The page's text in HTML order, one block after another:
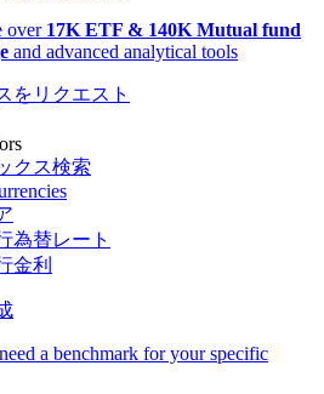
over 17K ETF & 140K Mutual fund
and advanced analytical tools
をリクエスト
クス検索
為替レート
金利
a benchmark for your specific